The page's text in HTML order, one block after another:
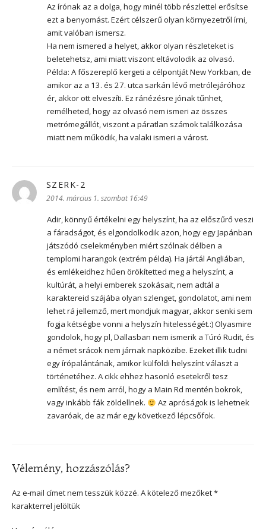
Az írónak az a dolga, hogy minél több részlettel erősítse
ezt a benyomást. Ezért célszerű olyan környezetről írni,
amit valóban ismersz.
Ha nem ismered a helyet, akkor olyan részleteket is
beletehetsz, ami miatt viszont eltávolodik az olvasó.
Példa: A főszereplő kergeti a célpontját New Yorkban, de
amikor az a 13. és 27. utca sarkán lévő metrólejáróhoz
ér, akkor ott elveszíti. Ez ránézésre jónak tűnhet,
remélheted, hogy az olvasó nem ismeri az összes
metrómegállót, viszont a páratlan számok találkozása
miatt nem működik, ha valaki ismeri a várost.
SZERK-2
2014. március 1. szombat 16:49
Adir, könnyű értékelni egy helyszínt, ha az előszűrő veszi
a fáradságot, és elgondolkodik azon, hogy egy Japánban
játszódó cselekményben miért szólnak délben a
templomi harangok (extrém példa). Ha jártál Angliában,
és emlékeidhez hűen örökítetted meg a helyszínt, a
kultúrát, a helyi emberek szokásait, nem adtál a
karaktereid szájába olyan szlenget, gondolatot, ami nem
lehet rá jellemző, mert mondjuk magyar, akkor senki sem
fogja kétségbe vonni a helyszín hitelességét.:) Olyasmire
gondolok, hogy pl, Dallasban nem ismerik a Túró Rudit, és
a német srácok nem járnak napközibe. Ezeket illik tudni
egy írópalántának, amikor külföldi helyszínt választ a
történetéhez. A cikk ehhez hasonló esetekről tesz
említést, és nem arról, hogy a Main Rd mentén bokrok,
vagy inkább fák zöldellnek.
Az apróságok is lehetnek
zavaróak, de az már egy következő lépcsőfok.
Vélemény, hozzászólás?
Az e-mail címet nem tesszük közzé. A kötelező mezőket*
karakterrel jelöltük